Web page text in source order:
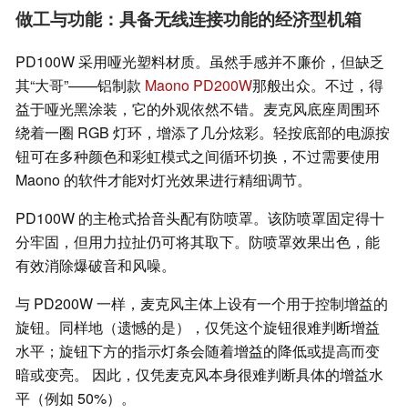
做工与功能：具备无线连接功能的经济型机箱
PD100W 采用哑光塑料材质。虽然手感并不廉价，但缺乏
其“大哥”——铝制款 Maono PD200W那般出众。不过，得
益于哑光黑涂装，它的外观依然不错。麦克风底座周围环
绕着一圈 RGB 灯环，增添了几分炫彩。轻按底部的电源按
钮可在多种颜色和彩虹模式之间循环切换，不过需要使用
Maono 的软件才能对灯光效果进行精细调节。
PD100W 的主枪式拾音头配有防喷罩。该防喷罩固定得十
分牢固，但用力拉扯仍可将其取下。防喷罩效果出色，能
有效消除爆破音和风噪。
与 PD200W 一样，麦克风主体上设有一个用于控制增益的
旋钮。同样地（遗憾的是），仅凭这个旋钮很难判断增益
水平；旋钮下方的指示灯条会随着增益的降低或提高而变
暗或变亮。 因此，仅凭麦克风本身很难判断具体的增益水
平（例如 50%）。